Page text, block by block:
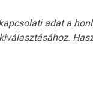
adat a